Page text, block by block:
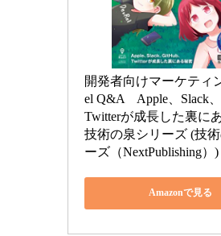
開発者向けマーケティ
el Q&A　Apple、Slack、
Twitterが成長した裏に
技術の泉シリーズ (技
ーズ（NextPublishing）)
Amazonで見る